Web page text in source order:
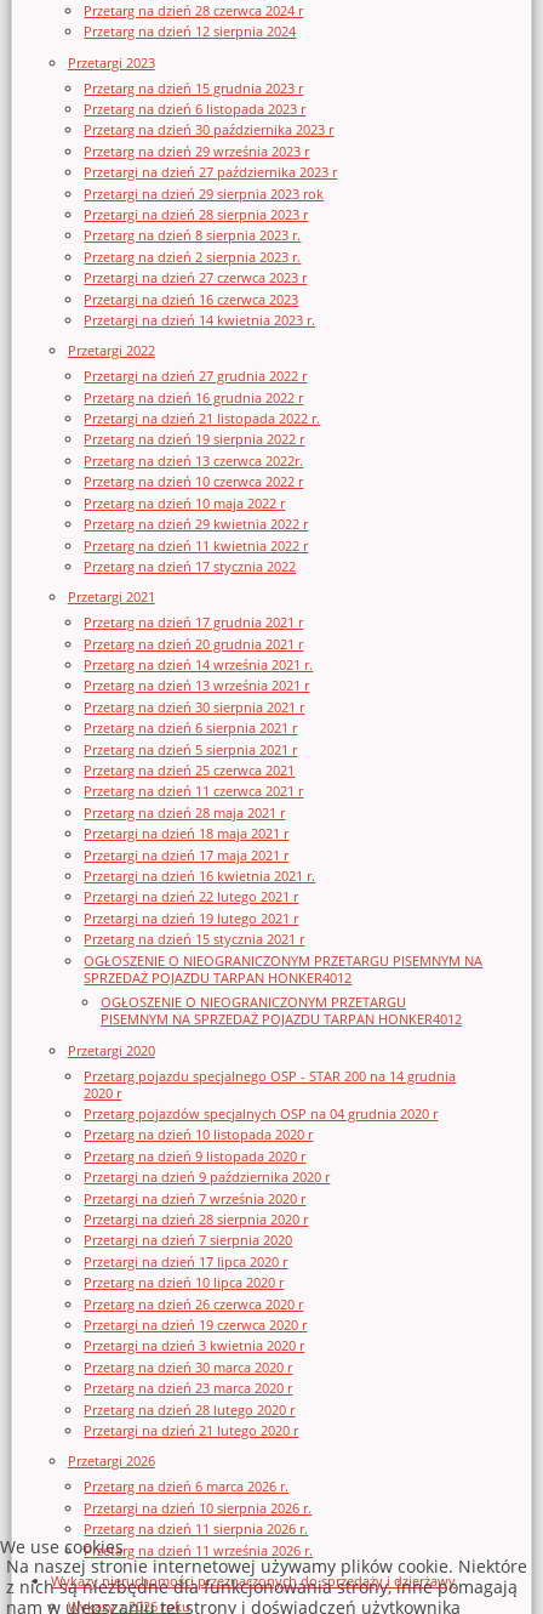
Przetarg na dzień 28 czerwca 2024 r
Przetarg na dzień 12 sierpnia 2024
Przetargi 2023
Przetarg na dzień 15 grudnia 2023 r
Przetarg na dzień 6 listopada 2023 r
Przetarg na dzień 30 października 2023 r
Przetarg na dzień 29 września 2023 r
Przetargi na dzień 27 października 2023 r
Przetargi na dzień 29 sierpnia 2023 rok
Przetargi na dzień 28 sierpnia 2023 r
Przetarg na dzień 8 sierpnia 2023 r.
Przetarg na dzień 2 sierpnia 2023 r.
Przetargi na dzień 27 czerwca 2023 r
Przetargi na dzień 16 czerwca 2023
Przetargi na dzień 14 kwietnia 2023 r.
Przetargi 2022
Przetargi na dzień 27 grudnia 2022 r
Przetarg na dzień 16 grudnia 2022 r
Przetargi na dzień 21 listopada 2022 r.
Przetarg na dzień 19 sierpnia 2022 r
Przetarg na dzień 13 czerwca 2022r.
Przetarg na dzień 10 czerwca 2022 r
Przetarg na dzień 10 maja 2022 r
Przetarg na dzień 29 kwietnia 2022 r
Przetarg na dzień 11 kwietnia 2022 r
Przetarg na dzień 17 stycznia 2022
Przetargi 2021
Przetarg na dzień 17 grudnia 2021 r
Przetarg na dzień 20 grudnia 2021 r
Przetarg na dzień 14 września 2021 r.
Przetarg na dzień 13 września 2021 r
Przetarg na dzień 30 sierpnia 2021 r
Przetarg na dzień 6 sierpnia 2021 r
Przetarg na dzień 5 sierpnia 2021 r
Przetarg na dzień 25 czerwca 2021
Przetarg na dzień 11 czerwca 2021 r
Przetarg na dzień 28 maja 2021 r
Przetargi na dzień 18 maja 2021 r
Przetargi na dzień 17 maja 2021 r
Przetargi na dzień 16 kwietnia 2021 r.
Przetargi na dzień 22 lutego 2021 r
Przetargi na dzień 19 lutego 2021 r
Przetarg na dzień 15 stycznia 2021 r
OGŁOSZENIE O NIEOGRANICZONYM PRZETARGU PISEMNYM NA
SPRZEDAŻ POJAZDU TARPAN HONKER4012
OGŁOSZENIE O NIEOGRANICZONYM PRZETARGU
PISEMNYM NA SPRZEDAŻ POJAZDU TARPAN HONKER4012
Przetargi 2020
Przetarg pojazdu specjalnego OSP - STAR 200 na 14 grudnia
2020 r
Przetarg pojazdów specjalnych OSP na 04 grudnia 2020 r
Przetarg na dzień 10 listopada 2020 r
Przetarg na dzień 9 listopada 2020 r
Przetargi na dzień 9 października 2020 r
Przetargi na dzień 7 września 2020 r
Przetargi na dzień 28 sierpnia 2020 r
Przetargi na dzień 7 sierpnia 2020
Przetargi na dzień 17 lipca 2020 r
Przetarg na dzień 10 lipca 2020 r
Przetarg na dzień 26 czerwca 2020 r
Przetargi na dzień 19 czerwca 2020 r
Przetargi na dzień 3 kwietnia 2020 r
Przetarg na dzień 30 marca 2020 r
Przetarg na dzień 23 marca 2020 r
Przetarg na dzień 28 lutego 2020 r
Przetargi na dzień 21 lutego 2020 r
Przetargi 2026
Przetarg na dzień 6 marca 2026 r.
Przetargi na dzień 10 sierpnia 2026 r.
Przetarg na dzień 11 sierpnia 2026 r.
Przetarg na dzień 11 września 2026 r.
Wykazy nieruchomości przeznaczonych do sprzedaży i dzierżawy
Wykazy z 2026 roku
We use cookies
Na naszej stronie internetowej używamy plików cookie. Niektóre
z nich są niezbędne dla funkcjonowania strony, inne pomagają
nam w ulepszaniu tej strony i doświadczeń użytkownika